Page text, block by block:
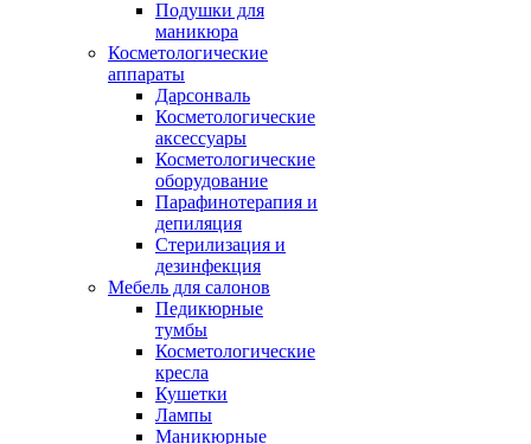
Подушки для
маникюра
Косметологические
аппараты
Дарсонваль
Косметологические
аксессуары
Косметологические
оборудование
Парафинотерапия и
депиляция
Стерилизация и
дезинфекция
Мебель для салонов
Педикюрные
тумбы
Косметологические
кресла
Кушетки
Лампы
Маникюрные